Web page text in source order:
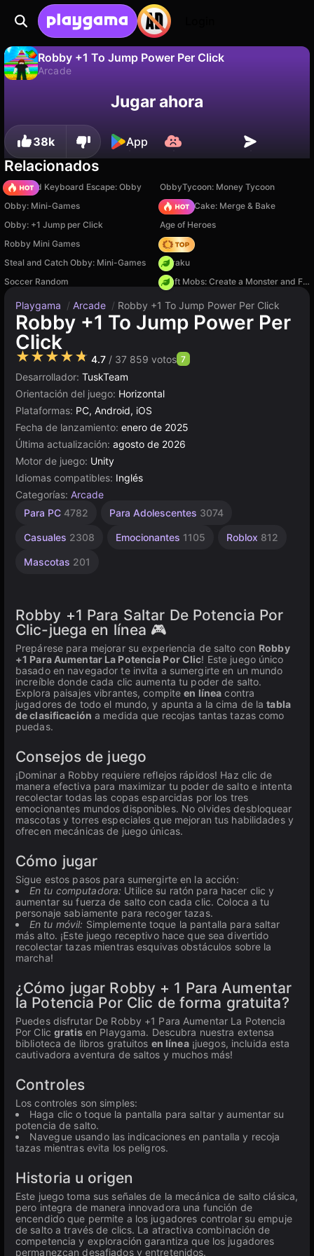
Robby +1 To Jump Power Per Click
Arcade
¡Guarda el progreso!Jugar ahora
38k App
Relacionados
+1 Speed Keyboard Escape: Obby
ObbyTycoon: Money Tycoon
Obby: Mini-Games
Piece of Cake: Merge & Bake
Obby: +1 Jump per Click
Age of Heroes
Robby Mini Games
Hedgies
Steal and Catch Obby: Mini-Games
Floraku
Soccer Random
Craft Mobs: Create a Monster and Fight!
Playgama / Arcade / Robby +1 To Jump Power Per Click
Robby +1 To Jump Power Per
Click
★★★★★ 4.7 / 37 859 votos 7
Desarrollador: TuskTeam
Orientación del juego: Horizontal
Plataformas: PC, Android, iOS
Fecha de lanzamiento: enero de 2025
Última actualización: agosto de 2026
Motor de juego: Unity
Idiomas compatibles: Inglés
Categorías: Arcade
Para PC 4782 Para Adolescentes 3074
Casuales 2308 Emocionantes 1105 Roblox 812
Mascotas 201
Sin
2848
Saltar
Agilidad
Escritorio
Alta
3570
Para
1480
Browser
Unity
línea
Robby +1 Para Saltar De Potencia Por
Clic-juega en línea 🎮
Prepárese para mejorar su experiencia de salto con Robby
+1 Para Aumentar La Potencia Por Clic! Este juego único
basado en navegador te invita a sumergirte en un mundo
increíble donde cada clic aumenta tu poder de salto.
Explora paisajes vibrantes, compiteen línea contra
jugadores de todo el mundo, y apunta a la cima de latabla
de clasificación a medida que recojas tantas tazas como
puedas.
Consejos de juego
¡Dominar a Robby requiere reflejos rápidos! Haz clic de
manera efectiva para maximizar tu poder de salto e intenta
recolectar todas las copas esparcidas por los tres
emocionantes mundos disponibles. No olvides desbloquear
mascotas y torres especiales que mejoran tus habilidades y
ofrecen mecánicas de juego únicas.
Cómo jugar
Sigue estos pasos para sumergirte en la acción:
En tu computadora: Utilice su ratón para hacer clic y
aumentar su fuerza de salto con cada clic. Coloca a tu
personaje sabiamente para recoger tazas.
En tu móvil: Simplemente toque la pantalla para saltar
más alto. ¡Este juego receptivo hace que sea divertido
recolectar tazas mientras esquivas obstáculos sobre la
marcha!
¿Cómo jugar Robby + 1 Para Aumentar
la Potencia Por Clic de forma gratuita?
Puedes disfrutar De Robby +1 Para Aumentar La Potencia
Por Clicgratisen Playgama. Descubra nuestra extensa
biblioteca de libros gratuitos en línea¡juegos, incluida esta
cautivadora aventura de saltos y muchos más!
Controles
Los controles son simples:
Haga clic o toque la pantalla para saltar y aumentar su
potencia de salto.
Navegue usando las indicaciones en pantalla y recoja
tazas mientras evita los peligros.
Historia u origen
Este juego toma sus señales de la mecánica de salto clásica,
pero integra de manera innovadora una función de
encendido que permite a los jugadores controlar su empuje
de salto a través de clics. La atractiva combinación de
competencia y exploración garantiza que los jugadores
permanezcan desafiados y entretenidos.